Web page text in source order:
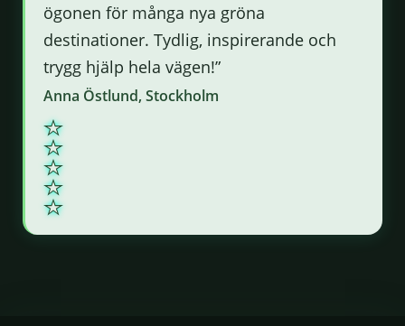
ögonen för många nya gröna
destinationer. Tydlig, inspirerande och
trygg hjälp hela vägen!”
Anna Östlund, Stockholm